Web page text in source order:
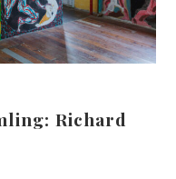
Richard